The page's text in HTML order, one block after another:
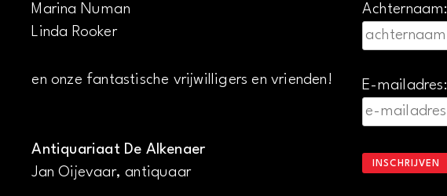
Marina Numan
Linda Rooker
en onze fantastische vrijwilligers en vrienden!
Antiquariaat De Alkenaer
Jan Oijevaar, antiquaar
Achternaam:
E-mailadres: